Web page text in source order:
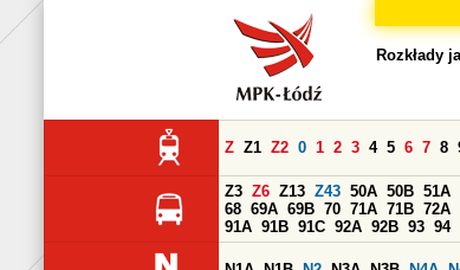
Rozkłady
Z Z1 Z2 0 1 2 3 4 5 6 7 8
Z3 Z6 Z13 Z43 50A 50B 51A
68 69A 69B 70 71A 71B 72A
91A 91B 91C 92A 92B 93 94